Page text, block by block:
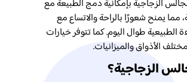
الزجاجية بإمكانية دمج الطبيعة مع
مما يمنح شعورًا بالراحة والاتساع مع
الطبيعية طوال اليوم. كما تتوفر خيارات
الأذواق والميزانيات.
الزجاجية؟